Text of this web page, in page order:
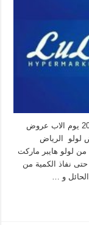
عروض لولو الرياض اليوم 14 يونيو حتى 16 يونيو 2025 يوم الاب عروض
لولو الرياض
لولو هايبر ماركت
يونيو 2025 يوم الاب و حتى نفاذ الكمية من
الحائل و …